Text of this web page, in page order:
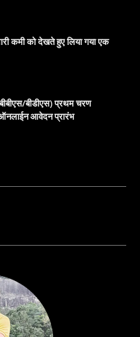
कमी को देखते हुए लिया गया एक
बीडीएस) प्रथम चरण
आवेदन प्रारंभ